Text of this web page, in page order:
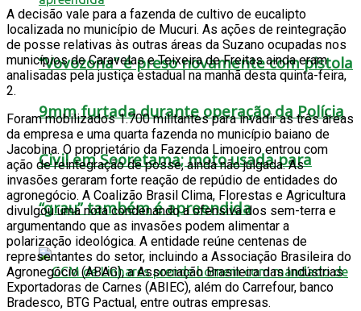
“Vovozona” é preso novamente com pistola
9mm furtada durante operação da Polícia
Civil em Sooretama; moto usada para
“grau” também é apreendida
A decisão vale para a fazenda de cultivo de eucalipto
localizada no município de Mucuri. As ações de reintegração
de posse relativas às outras áreas da Suzano ocupadas nos
municípios de Caravelas e Teixeira de Freitas ainda eram
analisadas pela justiça estadual na manhã desta quinta-feira,
2.
Foram mobilizados 1.700 militantes para invadir as três áreas
da empresa e uma quarta fazenda no município baiano de
Jacobina. O proprietário da Fazenda Limoeiro entrou com
ação de reintegração de posse, ainda não julgada. As
invasões geraram forte reação de repúdio de entidades do
agronegócio. A Coalizão Brasil Clima, Florestas e Agricultura
divulgou uma nota condenando a ofensiva dos sem-terra e
argumentando que as invasões podem alimentar a
polarização ideológica. A entidade reúne centenas de
representantes do setor, incluindo a Associação Brasileira do
Agronegócio (ABAG), a Associação Brasileira das Indústrias
Exportadoras de Carnes (ABIEC), além do Carrefour, banco
Bradesco, BTG Pactual, entre outras empresas.